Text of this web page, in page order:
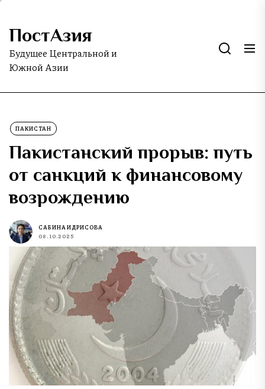
Skip
the
content
ПостАзия
Будущее Центральной и
Южной Азии
ПАКИСТАН
Пакистанский прорыв: путь
от санкций к финансовому
возрождению
САБИНА ИДРИСОВА
08.10.2025